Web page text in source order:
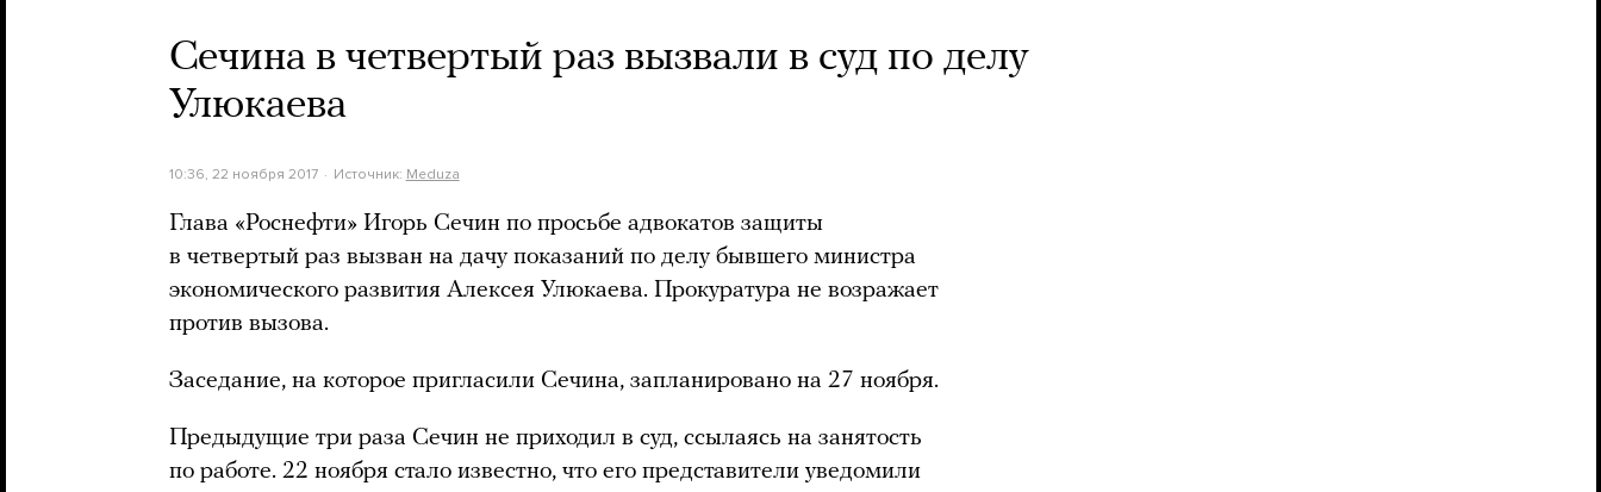
Сечина в четвертый раз вызвали в суд по делу
Улюкаева
10:36, 22 ноября 2017 Источник: Meduza
Глава «Роснефти» Игорь Сечин по просьбе адвокатов защиты
в четвертый раз вызван на дачу показаний по делу бывшего министра
экономического развития Алексея Улюкаева. Прокуратура не возражает
против вызова.
Заседание, на которое пригласили Сечина, запланировано на 27 ноября.
Предыдущие три раза Сечин не приходил в суд, ссылаясь на занятость
по работе. 22 ноября стало известно, что его представители уведомили